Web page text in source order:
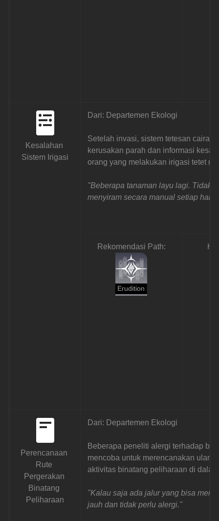
Kesalahan
Sistem Irigasi
Dari: Departemen Ekologi
Setelah invasi, sistem tetesan
kerusakan parah dan informasi
orang yang melakukan irigasi tetet
"Beberapa tanaman layu lagi. Tidak
menyiram secara manual setiap
Rekomendasi Path:
Erudition
Perencanaan
Rute
Pergerakan
Binatang
Peliharaan
Dari: Departemen Ekologi
Beberapa peneliti alergi terhadap
mencoba untuk merencanakan
aktivitas binatang peliharaan di
"Kalau saja ada jalur yang bisa
jauh dan tidak perlu alergi."